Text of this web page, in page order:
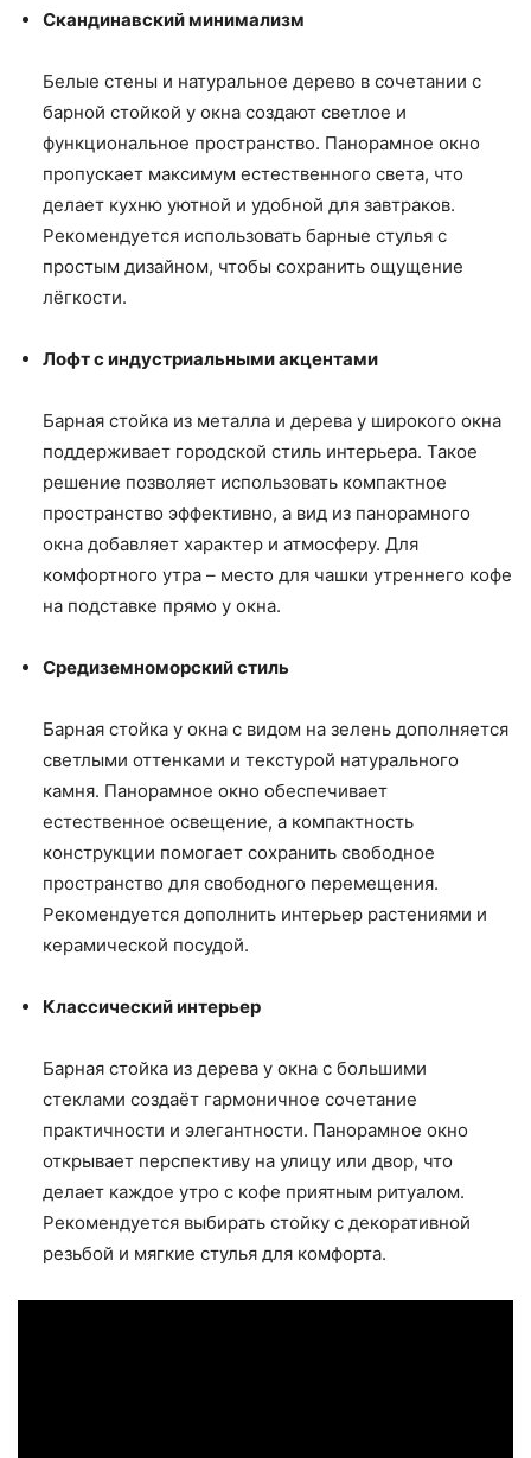
Скандинавский минимализм
Белые стены и натуральное дерево в сочетании с
барной стойкой у окна создают светлое и
функциональное пространство. Панорамное окно
пропускает максимум естественного света, что
делает кухню уютной и удобной для завтраков.
Рекомендуется использовать барные стулья с
простым дизайном, чтобы сохранить ощущение
лёгкости.
Лофт с индустриальными акцентами
Барная стойка из металла и дерева у широкого окна
поддерживает городской стиль интерьера. Такое
решение позволяет использовать компактное
пространство эффективно, а вид из панорамного
окна добавляет характер и атмосферу. Для
комфортного утра – место для чашки утреннего кофе
на подставке прямо у окна.
Средиземноморский стиль
Барная стойка у окна с видом на зелень дополняется
светлыми оттенками и текстурой натурального
камня. Панорамное окно обеспечивает
естественное освещение, а компактность
конструкции помогает сохранить свободное
пространство для свободного перемещения.
Рекомендуется дополнить интерьер растениями и
керамической посудой.
Классический интерьер
Барная стойка из дерева у окна с большими
стеклами создаёт гармоничное сочетание
практичности и элегантности. Панорамное окно
открывает перспективу на улицу или двор, что
делает каждое утро с кофе приятным ритуалом.
Рекомендуется выбирать стойку с декоративной
резьбой и мягкие стулья для комфорта.